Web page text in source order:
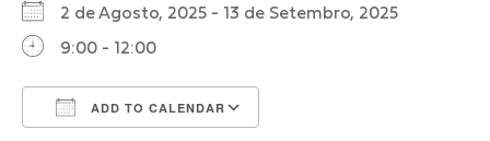
2 de Agosto, 2025 - 13 de Setembro, 2025
9:00 - 12:00
ADD TO CALENDAR